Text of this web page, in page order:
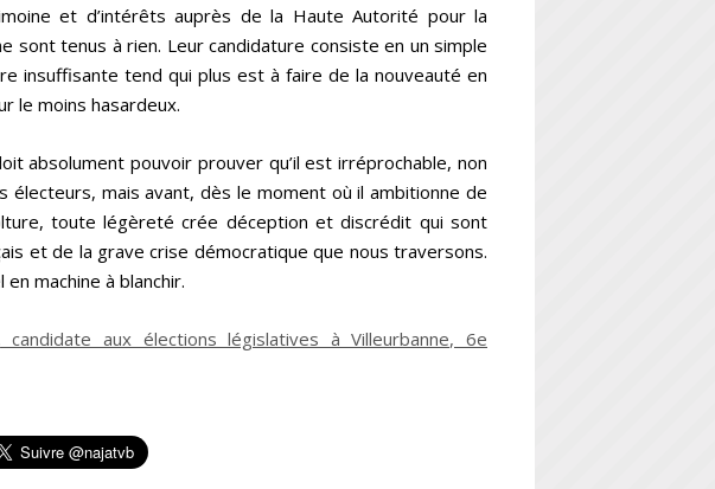
et d’intérêts auprès de la Haute Autorité pour la
sont tenus à rien. Leur candidature consiste en un simple
insuffisante tend qui plus est à faire de la nouveauté en
le moins hasardeux.
absolument pouvoir prouver qu’il est irréprochable, non
mais avant, dès le moment où il ambitionne de
toute légèreté crée déception et discrédit qui sont
et de la grave crise démocratique que nous traversons.
machine à blanchir.
candidate aux élections législatives à Villeurbanne, 6e